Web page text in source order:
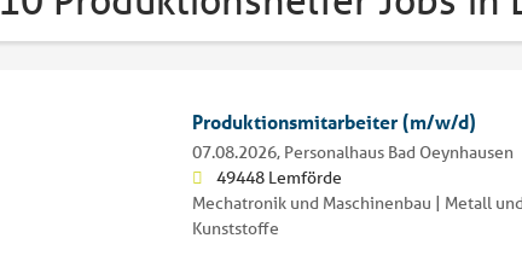
Produktionsmitarbeiter (m/w/d)
07.08.2026, Personalhaus Bad Oeynhausen
49448 Lemförde
Mechatronik und Maschinenbau | Metall
Kunststoffe